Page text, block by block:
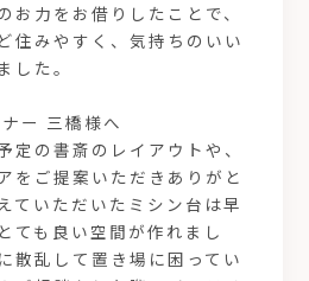
お力をお借りしたことで、
住みやすく、気持ちのいい
した。
ー 三橋様へ
定の書斎のレイアウトや、
をご提案いただきありがと
ていただいたミシン台は早
ても良い空間が作れまし
散乱して置き場に困ってい